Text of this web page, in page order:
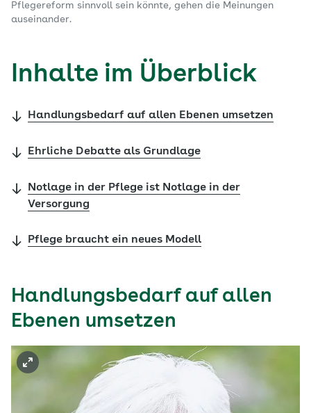
Pflegereform sinnvoll sein könnte, gehen die Meinungen
auseinander.
Inhalte im Überblick
Handlungsbedarf auf allen Ebenen umsetzen
Ehrliche Debatte als Grundlage
Notlage in der Pflege ist Notlage in der
Versorgung
Pflege braucht ein neues Modell
Handlungsbedarf auf allen
Ebenen umsetzen